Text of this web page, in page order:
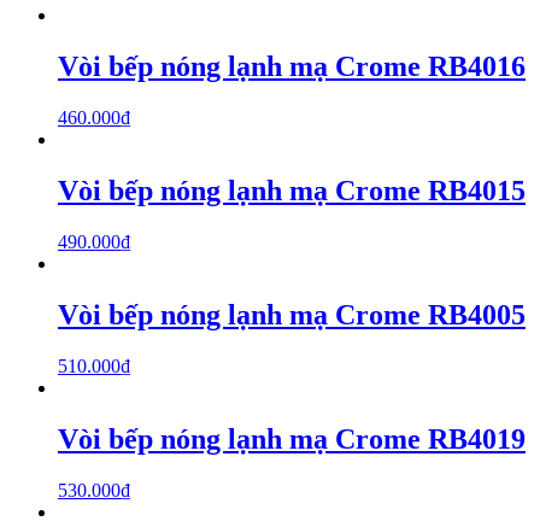
Vòi bếp nóng lạnh mạ Crome RB4016
460.000₫
Vòi bếp nóng lạnh mạ Crome RB4015
490.000₫
Vòi bếp nóng lạnh mạ Crome RB4005
510.000₫
Vòi bếp nóng lạnh mạ Crome RB4019
530.000₫